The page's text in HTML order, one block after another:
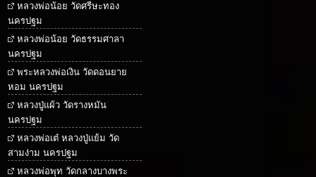
หลวงพ่อน้อย วัดศรีษะทอง
นครปฐม
หลวงพ่อน้อย วัดธรรมศาลา
นครปฐม
พระหลวงพ่อเงิน วัดดอนยาย
หอม นครปฐม
หลวงปู่แผ้ว วัดรางหมัน
นครปฐม
หลวงพ่อเต๋ หลวงปู่แย้ม วัด
สามง่าม นครปฐม
หลวงพ่อพุท วัดกลางบางพระ